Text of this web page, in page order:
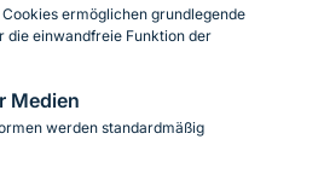
ermöglichen grundlegende
die einwandfreie Funktion der
Medien
werden standardmäßig
YouTubeLinkedIn